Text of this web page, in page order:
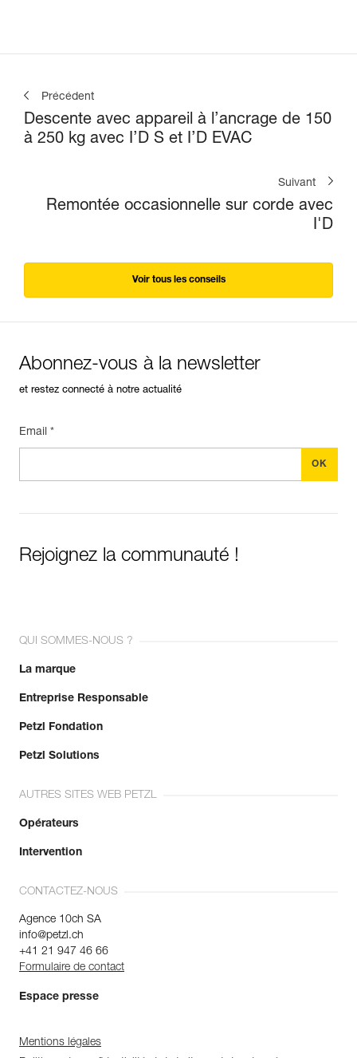
Précédent
Descente avec appareil à l’ancrage de 150
à 250 kg avec I’D S et I’D EVAC
Suivant
Remontée occasionnelle sur corde avec
I'D
Voir tous les conseils
Abonnez-vous à la newsletter
et restez connecté à notre actualité
Email *
Rejoignez la communauté !
QUI SOMMES-NOUS ?
La marque
Entreprise Responsable
Petzl Fondation
Petzl Solutions
AUTRES SITES WEB PETZL
Opérateurs
Intervention
CONTACTEZ-NOUS
Agence 10ch SA
info@petzl.ch
+41 21 947 46 66
Formulaire de contact
Espace presse
Mentions légales